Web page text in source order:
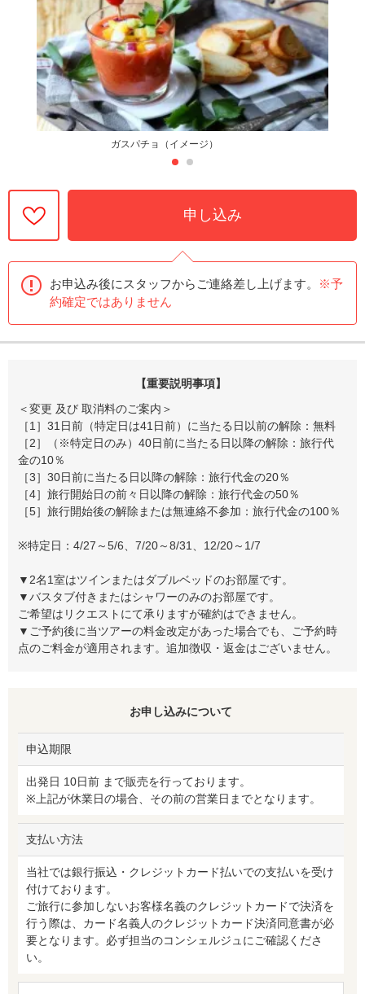
ガスパチョ（イメージ）
申し込み
お申込み後にスタッフからご連絡差し上げます。
※予
約確定ではありません
【重要説明事項】
＜変更 及び 取消料のご案内＞
［1］31日前（特定日は41日前）に当たる日以前の解除：無料
［2］（※特定日のみ）40日前に当たる日以降の解除：旅行代
金の10％
［3］30日前に当たる日以降の解除：旅行代金の20％
［4］旅行開始日の前々日以降の解除：旅行代金の50％
［5］旅行開始後の解除または無連絡不参加：旅行代金の100％
※特定日：4/27～5/6、7/20～8/31、12/20～1/7
▼2名1室はツインまたはダブルベッドのお部屋です。
▼バスタブ付きまたはシャワーのみのお部屋です。
ご希望はリクエストにて承りますが確約はできません。
▼ご予約後に当ツアーの料金改定があった場合でも、ご予約時
点のご料金が適用されます。追加徴収・返金はございません。
お申し込みについて
申込期限
出発日 10日前 まで販売を行っております。
※上記が休業日の場合、その前の営業日までとなります。
支払い方法
当社では銀行振込・クレジットカード払いでの支払いを受け
付けております。
ご旅行に参加しないお客様名義のクレジットカードで決済を
行う際は、カード名義人のクレジットカード決済同意書が必
要となります。必ず担当のコンシェルジュにご確認くださ
い。